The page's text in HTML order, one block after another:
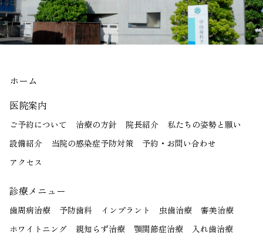
ホーム
医院案内
ご予約について 治療の方針 院長紹介
私たちの姿勢と願い
設備紹介
当院の感染症予防対策
予約・お問い合わせ
アクセス
診療メニュー
歯周病治療 予防歯科 インプラント 虫歯治療
審美治療
ホワイトニング
親知らず治療 顎関節症治療
入れ歯治療